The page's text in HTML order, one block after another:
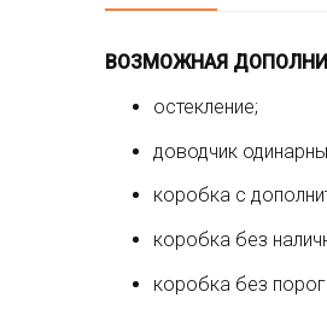
ВОЗМОЖНАЯ
остекление;
доводчик
коробка с
коробка без
коробка без